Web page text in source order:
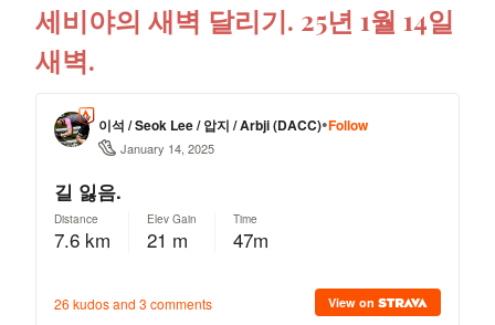
세비야의 새벽 달리기. 25년 1월 14일
새벽.